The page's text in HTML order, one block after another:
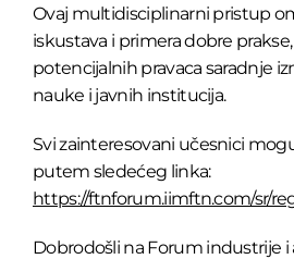
Ovaj multidisciplinarni pristup
iskustava i primera dobre
potencijalnih pravaca saradnje
nauke i javnih institucija.
Svi zainteresovani učesnici
putem sledećeg linka:
https://ftnforum.iimftn.com/sr/
Dobrodošli na Forum industrije